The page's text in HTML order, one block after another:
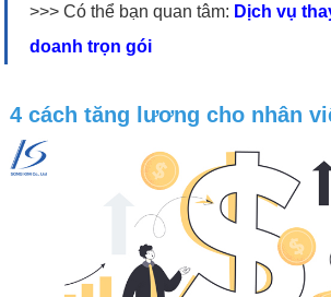
>>> Có thể bạn quan tâm: Dịch vụ
doanh trọn gói
4 cách tăng lương cho nhân